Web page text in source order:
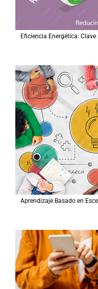
Eficiencia Energética:
Aprendizaje Basado en